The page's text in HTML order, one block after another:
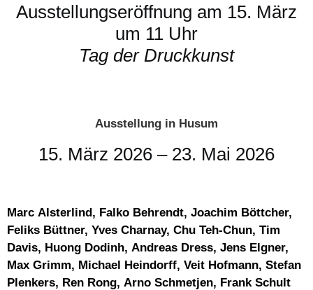
Ausstellungseröffnung am 15. März
um 11 Uhr
Tag der Druckkunst
Ausstellung in Husum
15. März 2026 – 23. Mai 2026
Marc Alsterlind, Falko Behrendt, Joachim Böttcher,
Feliks Büttner, Yves Charnay, Chu Teh-Chun, Tim
Davis, Huong Dodinh, Andreas Dress, Jens Elgner,
Max Grimm, Michael Heindorff, Veit Hofmann, Stefan
Plenkers, Ren Rong, Arno Schmetjen, Frank Schult